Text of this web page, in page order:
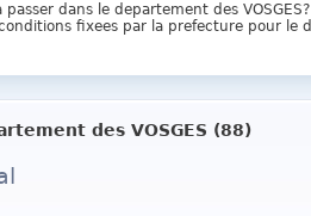
dans le departement des VOSGES?
conditions fixees par la prefecture pour
des VOSGES (88)